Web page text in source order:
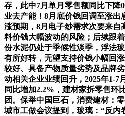
存，此中7月单月零售额同比下降
业去产能！8月底价钱回调至涨出
涨预期，8月电子纱需求次要来自
料价钱大幅波动的风险；后续跟
份水泥仍处于季候性淡季，浮法
有所好转，无望支持价钱小幅回
较好、具备产物质量劣势及品牌
动相关企业业绩回升，2025年1-7
同比增加2.2%，建材家拆零售环
团。保举中国巨石，消费建材：
城市工做会议提到，玻璃：“反内